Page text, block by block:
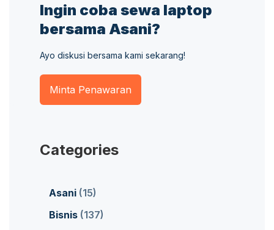
Ingin coba sewa laptop
bersama Asani?
Ayo diskusi bersama kami sekarang!
Minta Penawaran
Categories
Asani (15)
Bisnis (137)